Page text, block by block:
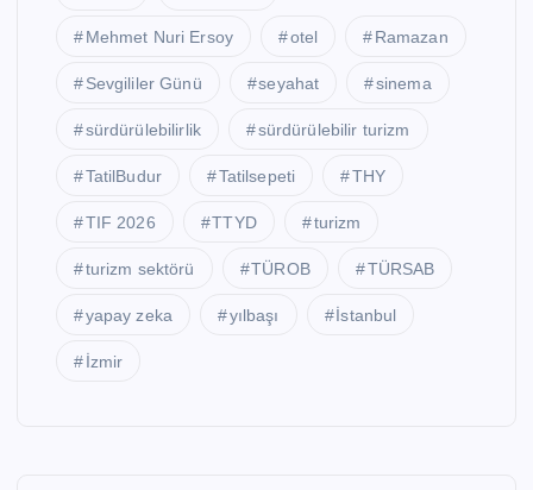
Mehmet Nuri Ersoy otel Ramazan
Sevgililer Günü seyahat sinema
sürdürülebilirlik sürdürülebilir turizm
TatilBudur Tatilsepeti THY
TIF 2026 TTYD turizm
turizm sektörü TÜROB TÜRSAB
yapay zeka yılbaşı İstanbul
İzmir